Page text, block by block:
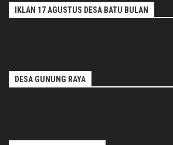
IKLAN 17 AGUSTUS DESA BATU BULAN
DESA GUNUNG RAYA